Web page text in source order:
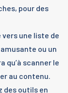
pour des
vers une liste de
ou un
qu’à scanner le
au contenu.
des outils en